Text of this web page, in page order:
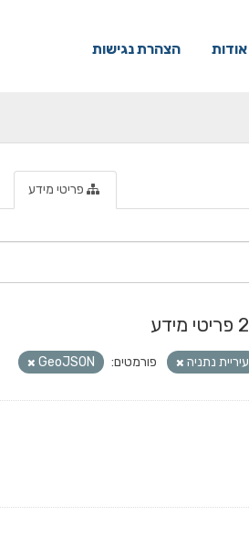
אודות הצהרת נגישות
פריטי מידע
עיריית נתניה פורמטים: GeoJSON